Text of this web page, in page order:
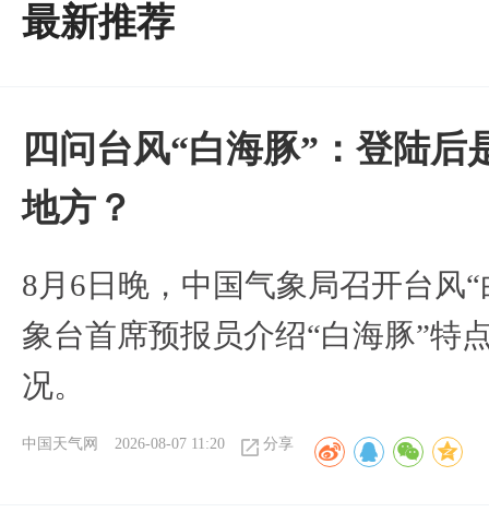
最新推荐
四问台风“白海豚”：登陆
地方？
8月6日晚，中国气象局召开台风
象台首席预报员介绍“白海豚”特
况。
中国天气网 2026-08-07 11:20 分享